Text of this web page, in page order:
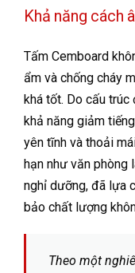
Khả năng cách
Tấm Cemboard
ẩm và chống cháy
khá tốt. Do cấu trúc
khả năng giảm
yên tĩnh và thoải
hạn như văn phòng
nghỉ dưỡng, đã lựa
bảo chất lượng
Theo một